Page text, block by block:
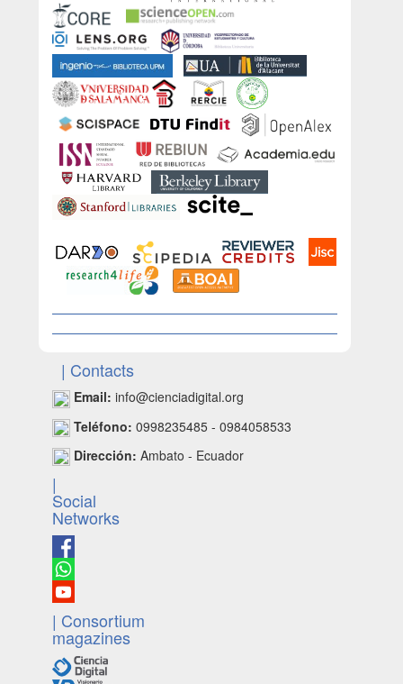
| Contacts
Email: info@cienciadigital.org
Teléfono: 0998235485 - 0984058533
Dirección: Ambato - Ecuador
|
Social
Networks
| Consortium
magazines